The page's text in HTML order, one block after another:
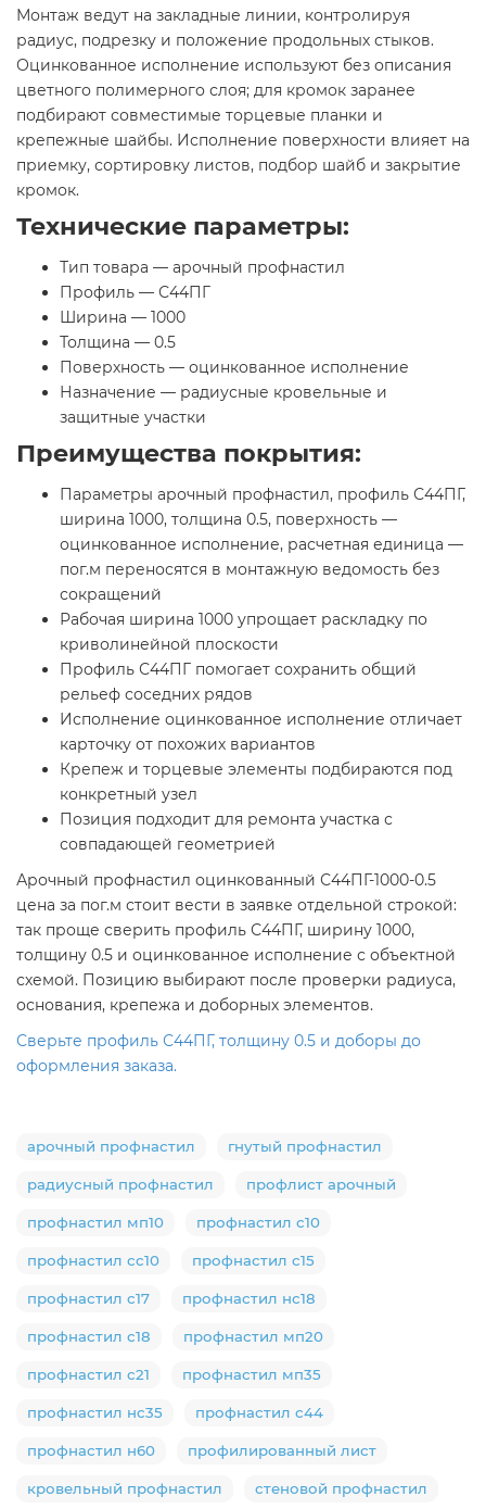
Монтаж ведут на закладные линии, контролируя
радиус, подрезку и положение продольных стыков.
Оцинкованное исполнение используют без описания
цветного полимерного слоя; для кромок заранее
подбирают совместимые торцевые планки и
крепежные шайбы. Исполнение поверхности влияет на
приемку, сортировку листов, подбор шайб и закрытие
кромок.
Технические параметры:
Тип товара — арочный профнастил
Профиль — С44ПГ
Ширина — 1000
Толщина — 0.5
Поверхность — оцинкованное исполнение
Назначение — радиусные кровельные и
защитные участки
Преимущества покрытия:
Параметры арочный профнастил, профиль С44ПГ,
ширина 1000, толщина 0.5, поверхность —
оцинкованное исполнение, расчетная единица —
пог.м переносятся в монтажную ведомость без
сокращений
Рабочая ширина 1000 упрощает раскладку по
криволинейной плоскости
Профиль С44ПГ помогает сохранить общий
рельеф соседних рядов
Исполнение оцинкованное исполнение отличает
карточку от похожих вариантов
Крепеж и торцевые элементы подбираются под
конкретный узел
Позиция подходит для ремонта участка с
совпадающей геометрией
Арочный профнастил оцинкованный С44ПГ-1000-0.5
цена за пог.м стоит вести в заявке отдельной строкой:
так проще сверить профиль С44ПГ, ширину 1000,
толщину 0.5 и оцинкованное исполнение с объектной
схемой. Позицию выбирают после проверки радиуса,
основания, крепежа и доборных элементов.
Сверьте профиль С44ПГ, толщину 0.5 и доборы до
оформления заказа.
арочный профнастил гнутый профнастил
радиусный профнастил профлист арочный
профнастил мп10 профнастил с10
профнастил сс10 профнастил с15
профнастил с17 профнастил нс18
профнастил с18 профнастил мп20
профнастил с21 профнастил мп35
профнастил нс35 профнастил с44
профнастил н60 профилированный лист
кровельный профнастил стеновой профнастил